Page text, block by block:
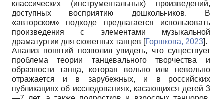
классических (инструментальных) произведений,
доступных восприятию дошкольников. В
«авторском» подходе предлагается использовать
произведения с элементами музыкальной
драматургии для сюжетных танцев [Горшкова, 2023].
Анализ понятий позволил увидеть, что существует
проблема теории танцевального творчества и
образности танца, которая вольно или невольно
отражается и в зарубежных, и в российских
публикациях об исследованиях, касающихся детей 3